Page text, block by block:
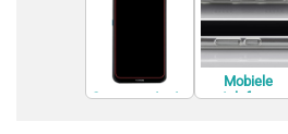
Screenprotecto
Mobiele
telefoon